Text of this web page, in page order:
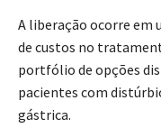
A liberação ocorre em
de custos no
portfólio de opções
pacientes com
gástrica.